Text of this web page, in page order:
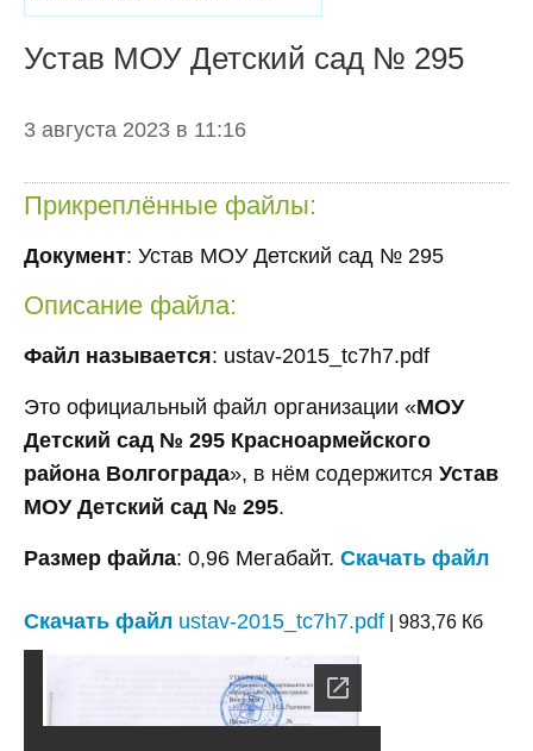
Устав МОУ Детский сад № 295
3 августа 2023 в 11:16
Прикреплённые файлы:
Документ: Устав МОУ Детский сад № 295
Описание файла:
Файл называется: ustav-2015_tc7h7.pdf
Это официальный файл организации «МОУ
Детский сад № 295 Красноармейского
района Волгограда», в нём содержится Устав
МОУ Детский сад № 295.
Размер файла: 0,96 Мегабайт. Скачать файл
Скачать файл ustav-2015_tc7h7.pdf | 983,76 Кб